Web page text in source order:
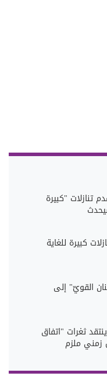
تنازلات "كبيرة
كبيرة للغاية
القويّ" إلى
ثغرات "اتفاق
زمني ملزم